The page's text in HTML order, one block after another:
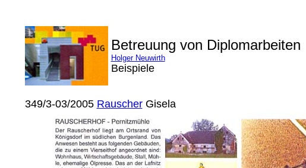
Betreuung von Diplomarbeiten
Holger Neuwirth
Beispiele
349/3-03/2005 RauscherGisela